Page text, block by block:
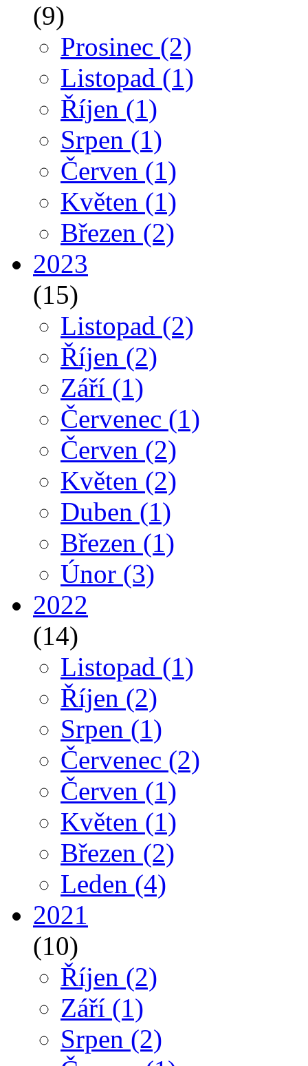
(9)
Prosinec (2)
Listopad (1)
Říjen (1)
Srpen (1)
Červen (1)
Květen (1)
Březen (2)
2023
(15)
Listopad (2)
Říjen (2)
Září (1)
Červenec (1)
Červen (2)
Květen (2)
Duben (1)
Březen (1)
Únor (3)
2022
(14)
Listopad (1)
Říjen (2)
Srpen (1)
Červenec (2)
Červen (1)
Květen (1)
Březen (2)
Leden (4)
2021
(10)
Říjen (2)
Září (1)
Srpen (2)